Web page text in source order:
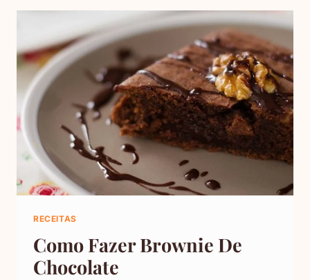
RECEITAS
Como Fazer Brownie De
Chocolate